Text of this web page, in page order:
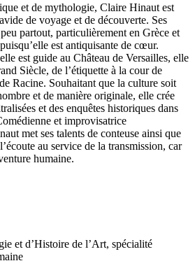
et de mythologie, Claire Hinaut est
de voyage et de découverte. Ses
partout, particulièrement en Grèce et
est antiquisante de cœur.
est guide au Château de Versailles, elle
Siècle, de l’étiquette à la cour de
Racine. Souhaitant que la culture soit
et de manière originale, elle crée
et des enquêtes historiques dans
et improvisatrice
met ses talents de conteuse ainsi que
au service de la transmission, car
humaine.
et d’Histoire de l’Art, spécialité